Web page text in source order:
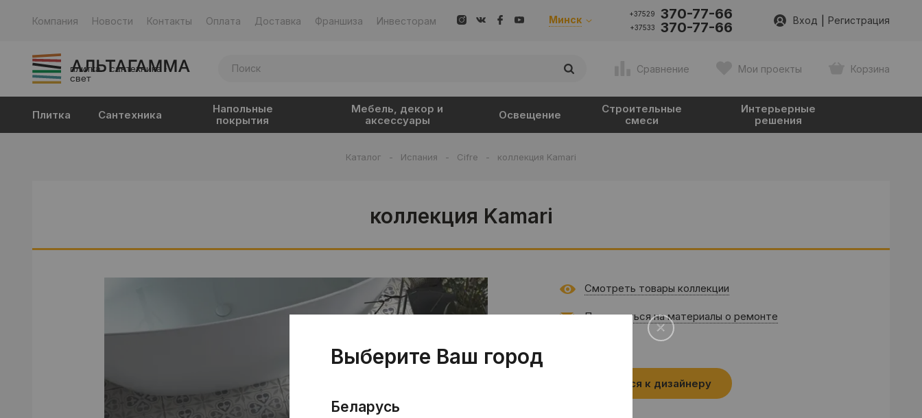
Компания Новости Контакты Оплата Доставка Франшиза Инвесторам Минск +37529 370-77-66
+37533 370-77-66 Вход Регистрация
плитка · сантехника ·
свет
Сравнение Мои проекты Корзина
Плитка Сантехника
Напольные
покрытия
Мебель, декор и
аксессуары
Освещение
Строительные
смеси
Интерьерные
решения
Каталог - Испания - Cifre - коллекция Kamari
коллекция Kamari
Смотреть товары коллекции
Подписаться на материалы о ремонте
Записаться к дизайнеру
Выберите Ваш город
Беларусь